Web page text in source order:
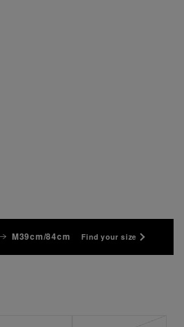
M39cm/84cm Find your size